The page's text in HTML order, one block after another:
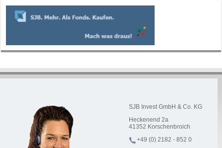
SJB Invest GmbH & Co. KG
Heckenend 2a
41352 Korschenbroich
+49 (0) 2182 - 852 0